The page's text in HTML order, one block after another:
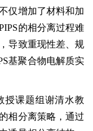
仅增加了材料和加
的相分离过程难
导致重现性差、规
基聚合物电解质实
授课题组谢清水教
相分离策略，通过